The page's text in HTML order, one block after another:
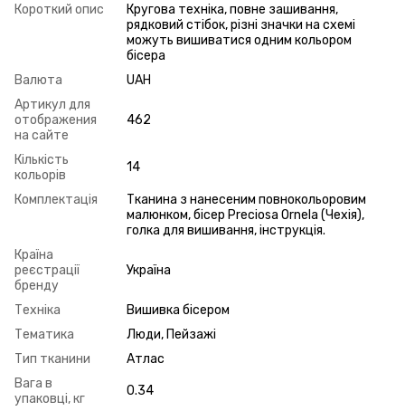
Короткий опис
Кругова техніка, повне зашивання,
рядковий стібок, різні значки на схемі
можуть вишиватися одним кольором
бісера
Валюта
UAH
Артикул для
отображения
на сайте
462
Кількість
кольорів
14
Комплектація
Тканина з нанесеним повнокольоровим
малюнком, бісер Preciosa Ornela (Чехія),
голка для вишивання, інструкція.
Країна
реєстрації
бренду
Україна
Техніка
Вишивка бісером
Тематика
Люди, Пейзажі
Тип тканини
Атлас
Вага в
упаковці, кг
0.34